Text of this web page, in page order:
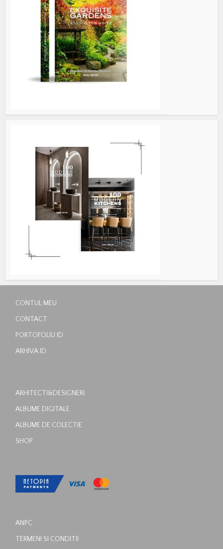
CONTUL MEU
CONTACT
PORTOFOLIU ID
ARHIVA ID
ARHITECTI&DESIGNERI
ALBUME DIGITALE
ALBUME DE COLECTIE
SHOP
ANPC
TERMENI SI CONDITII